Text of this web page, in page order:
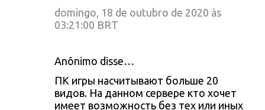
domingo, 18 de outubro de 2020 às
03:21:00 BRT
Anônimo disse…
ПК игры насчитывают больше 20
видов. На данном сервере кто хочет
имеет возможность без тех или иных